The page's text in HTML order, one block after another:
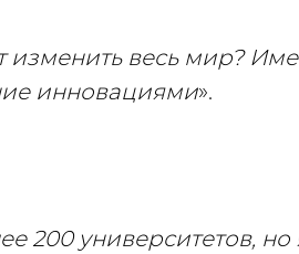
изменить весь мир?
инновациями».
200 университетов,